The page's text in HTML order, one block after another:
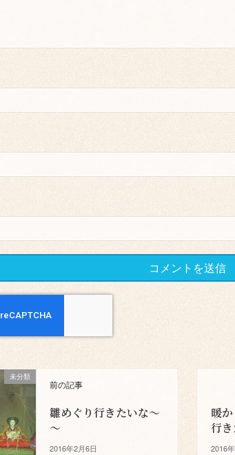
未分類
前の記事
雛めぐり行きたいな～
～
2016年2月6日
暖
行
2016